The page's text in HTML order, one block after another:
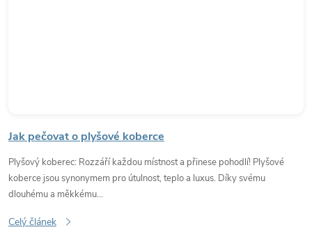
Jak pečovat o plyšové koberce
Plyšový koberec: Rozzáří každou místnost a přinese pohodlí! Plyšové
koberce jsou synonymem pro útulnost, teplo a luxus. Díky svému
dlouhému a měkkému...
Celý článek